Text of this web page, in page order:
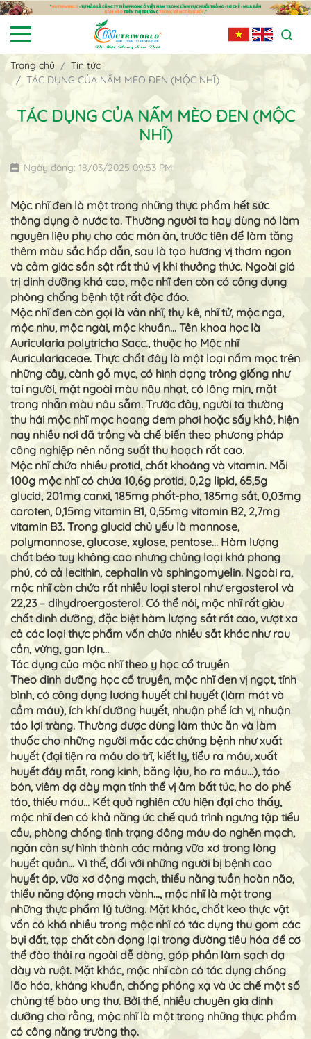
Trang chủ
Tin tức
TÁC DỤNG CỦA NẤM MÈO ĐEN (MỘC NHĨ)
TÁC DỤNG CỦA NẤM MÈO ĐEN (MỘC
NHĨ)
Ngày đăng: 18/03/2025 09:53 PM
Mộc nhĩ đen là một trong những thực phẩm hết sức
thông dụng ở nước ta. Thường người ta hay dùng nó làm
nguyên liệu phụ cho các món ăn, trước tiên để làm tăng
thêm màu sắc hấp dẫn, sau là tạo hương vị thơm ngon
và cảm giác sần sật rất thú vị khi thưởng thức. Ngoài giá
trị dinh dưỡng khá cao, mộc nhĩ đen còn có công dụng
phòng chống bệnh tật rất độc đáo.
Mộc nhĩ đen còn gọi là vân nhĩ, thụ kê, nhĩ tử, mộc nga,
mộc nhu, mộc ngài, mộc khuẩn… Tên khoa học là
Auricularia polytricha Sacc., thuộc họ Mộc nhĩ
Auriculariaceae. Thực chất đây là một loại nấm mọc trên
những cây, cành gỗ mục, có hình dạng trông giống như
tai người, mặt ngoài màu nâu nhạt, có lông mịn, mặt
trong nhẵn màu nâu sẫm. Trước đây, người ta thường
thu hái mộc nhĩ mọc hoang đem phơi hoặc sấy khô, hiện
nay nhiều nơi đã trồng và chế biến theo phương pháp
công nghiệp nên năng suất thu hoạch rất cao.
Mộc nhĩ chứa nhiều protid, chất khoáng và vitamin. Mỗi
100g mộc nhĩ có chứa 10,6g protid, 0,2g lipid, 65,5g
glucid, 201mg canxi, 185mg phốt-pho, 185mg sắt, 0,03mg
caroten, 0,15mg vitamin B1, 0,55mg vitamin B2, 2,7mg
vitamin B3. Trong glucid chủ yếu là mannose,
polymannose, glucose, xylose, pentose… Hàm lượng
chất béo tuy không cao nhưng chủng loại khá phong
phú, có cả lecithin, cephalin và sphingomyelin. Ngoài ra,
mộc nhĩ còn chứa rất nhiều loại sterol như ergosterol và
22,23 – dihydroergosterol. Có thể nói, mộc nhĩ rất giàu
chất dinh dưỡng, đặc biệt hàm lượng sắt rất cao, vượt xa
cả các loại thực phẩm vốn chứa nhiều sắt khác như rau
cần, vừng, gan lợn…
Tác dụng của mộc nhĩ theo y học cổ truyền
Theo dinh dưỡng học cổ truyền, mộc nhĩ đen vị ngọt, tính
bình, có công dụng lương huyết chỉ huyết (làm mát và
cầm máu), ích khí dưỡng huyết, nhuận phế ích vị, nhuận
táo lợi tràng. Thường được dùng làm thức ăn và làm
thuốc cho những người mắc các chứng bệnh như xuất
huyết (đại tiện ra máu do trĩ, kiết lỵ, tiểu ra máu, xuất
huyết đáy mắt, rong kinh, băng lậu, ho ra máu…), táo
bón, viêm dạ dày mạn tính thể vị âm bất túc, ho do phế
táo, thiếu máu… Kết quả nghiên cứu hiện đại cho thấy,
mộc nhĩ đen có khả năng ức chế quá trình ngưng tập tiểu
cầu, phòng chống tình trạng đông máu do nghẽn mạch,
ngăn cản sự hình thành các mảng vữa xơ trong lòng
huyết quản… Vì thế, đối với những người bị bệnh cao
huyết áp, vữa xơ động mạch, thiểu năng tuần hoàn não,
thiểu năng động mạch vành…, mộc nhĩ là một trong
những thực phẩm lý tưởng. Mặt khác, chất keo thực vật
vốn có khá nhiều trong mộc nhĩ có tác dụng thu gom các
bụi đất, tạp chất còn đọng lại trong đường tiêu hóa để cơ
thể đào thải ra ngoài dễ dàng, góp phần làm sạch dạ
dày và ruột. Mặt khác, mộc nhĩ còn có tác dụng chống
lão hóa, kháng khuẩn, chống phóng xạ và ức chế một số
chủng tế bào ung thư. Bởi thế, nhiều chuyên gia dinh
dưỡng cho rằng, mộc nhĩ là một trong những thực phẩm
có công năng trường thọ.